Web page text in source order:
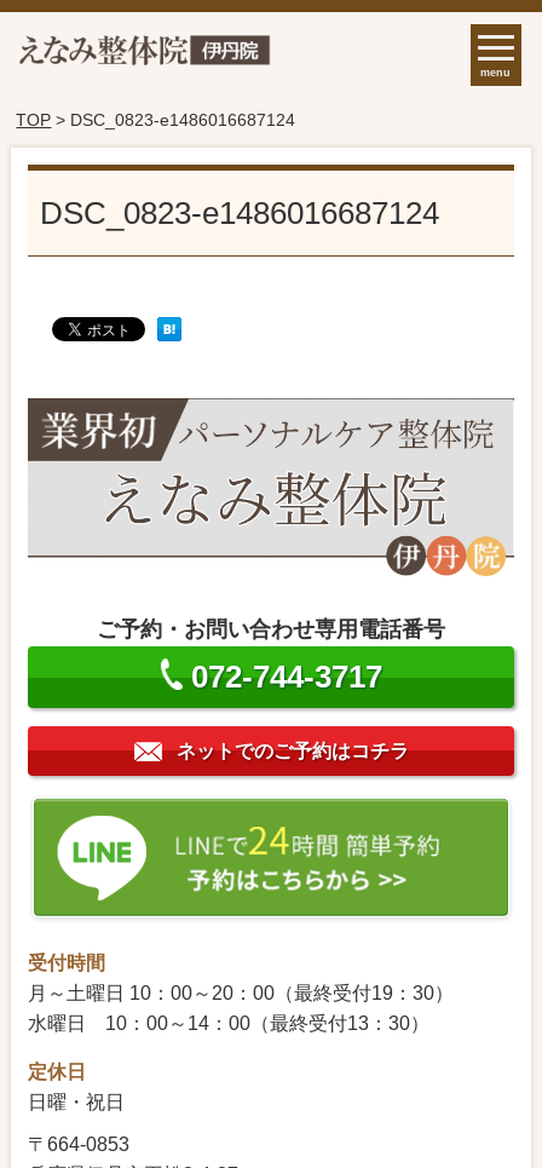
menu
TOP > DSC_0823-e1486016687124
DSC_0823-e1486016687124
ご予約・お問い合わせ専用電話番号
072-744-3717
ネットでのご予約はコチラ
受付時間
月～土曜日 10：00～20：00（最終受付19：30）
水曜日 10：00～14：00（最終受付13：30）
定休日
日曜・祝日
〒664-0853